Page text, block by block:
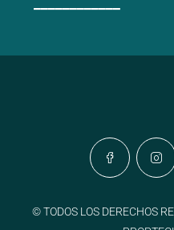
© TODOS LOS DERECHOS